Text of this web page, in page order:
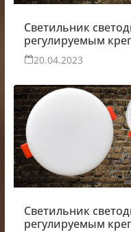
Светильник
регулируемым
20.04.2023
Светильник
регулируемым